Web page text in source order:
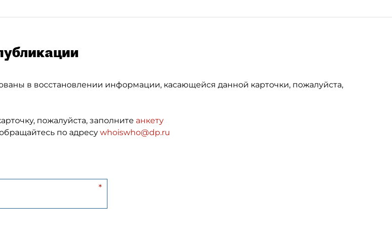
в восстановлении информации, касающейся данной карточки, пожалуйста,
пожалуйста, заполните анкету
по адресу whoiswho@dp.ru